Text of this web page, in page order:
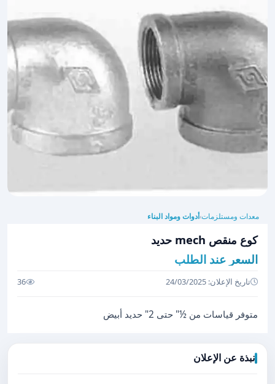
معدات ومستلزمات›أدوات ومواد البناء
كوع منقص mech حديد
السعر عند الطلب
تاريخ الإعلان: 24/03/2025 36
متوفر قياسات من ½" حتى 2" حديد أبيض
نبذة عن الإعلان